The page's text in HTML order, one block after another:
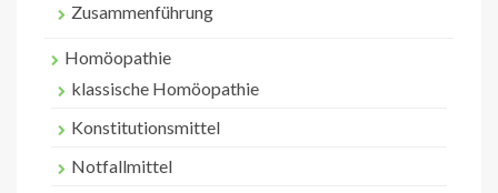
Zusammenführung
Homöopathie
klassische Homöopathie
Konstitutionsmittel
Notfallmittel